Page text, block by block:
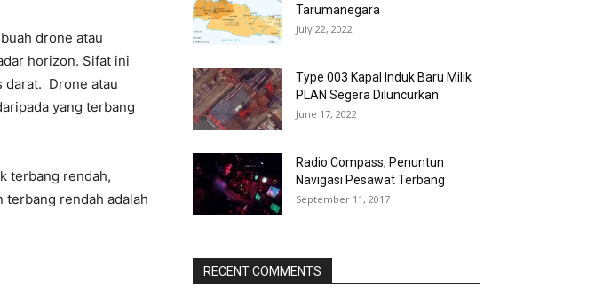
drone atau
horizon. Sifat ini
darat. Drone atau
yang terbang
terbang rendah,
terbang rendah adalah
Tarumanegara
July 22, 2022
Type 003 Kapal Induk Baru Milik
PLAN Segera Diluncurkan
June 17, 2022
Radio Compass, Penuntun
Navigasi Pesawat Terbang
September 11, 2017
RECENT COMMENTS